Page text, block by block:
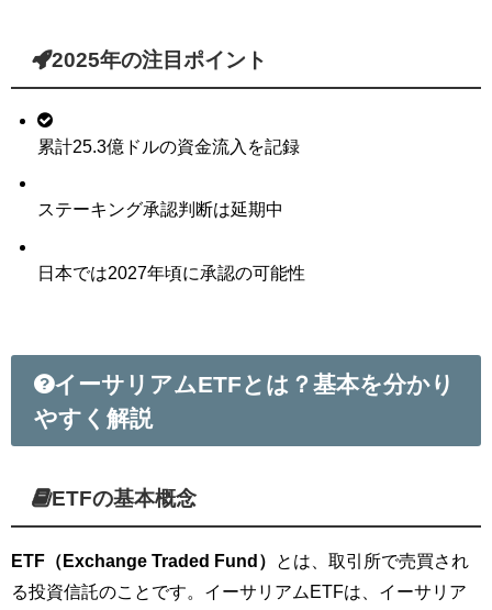
2025年の注目ポイント
累計25.3億ドルの資金流入を記録
ステーキング承認判断は延期中
日本では2027年頃に承認の可能性
イーサリアムETFとは？基本を分かり
やすく解説
ETFの基本概念
ETF（Exchange Traded Fund）
とは、取引所で売買され
る投資信託のことです。イーサリアムETFは、イーサリア